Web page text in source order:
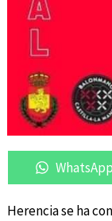
en
WhatsApp
Herencia se ha
en